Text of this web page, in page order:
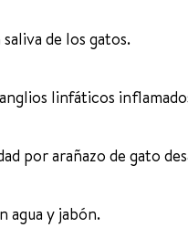
de los gatos.
linfáticos
por arañazo de gato
agua y jabón.